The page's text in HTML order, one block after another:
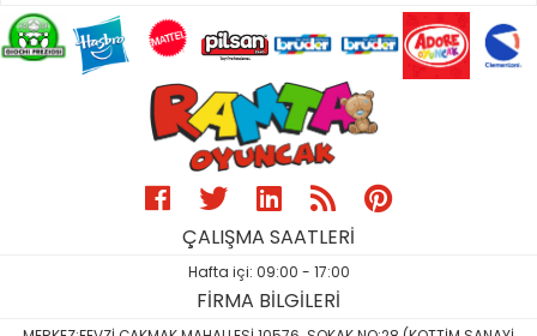
ÇALIŞMA SAATLERİ
Hafta içi: 09:00 - 17:00
FİRMA BİLGİLERİ